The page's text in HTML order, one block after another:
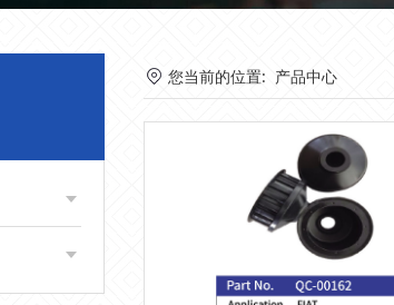
您当前的位置: 产品中心